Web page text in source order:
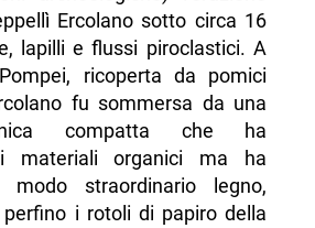
visita
vicino agli Scavi
2026
su Ercolano
serve per visitare Ercolano?
Ercolano sotto circa 16
lapilli e flussi piroclastici. A
ricoperta da pomici
fu sommersa da una
compatta che ha
i materiali organici ma ha
modo straordinario legno,
i rotoli di papiro della